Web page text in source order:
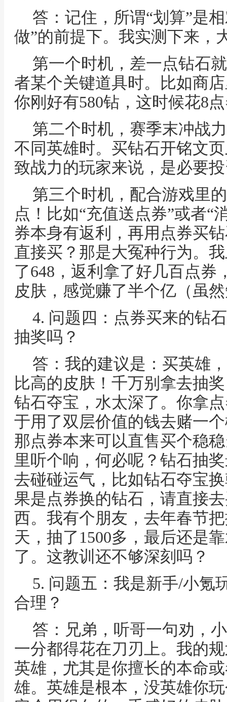
答：记住，所谓“划算”是
做”的前提下。我实测下来，
第一个时机，差一点钻石
者某个关键道具时。比如商
你刚好有580钻，这时候花8
第二个时机，赛季末冲战
不同英雄时。买钻石开铭文
致战力的玩家来说，是必要
第三个时机，配合游戏里
点！比如“充值送点券”或者“
券本身有返利，再用点券买
直接买？那是大冤种行为。
了648，返利拿了好几百点券
皮肤，感觉赚了半个亿（虽
4. 问题四：点券买来的钻
抽奖吗？
答：我的建议是：买英雄
比高的皮肤！千万别拿去抽
钻石夺宝，水太深了。你拿
于用了双层价值的钱去赌一
那点券本来可以直售买个稳
里听个响，何必呢？钻石抽
去碰碰运气，比如钻石夺宝
果是点券换的钻石，请直接
西。我有个朋友，去年春节
天，抽了1500多，最后还是
了。这教训还不够深刻吗？
5. 问题五：我是新手/小氪
合理？
答：兄弟，听哥一句劝，
一分都得花在刀刃上。我的
英雄，尤其是你擅长的本命
雄。英雄是根本，没英雄你